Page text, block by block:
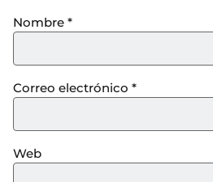
Nombre *
Correo electrónico *
Web